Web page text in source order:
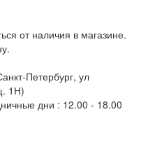
от наличия в магазине.
Петербург, ул
1Н)
дни : 12.00 - 18.00